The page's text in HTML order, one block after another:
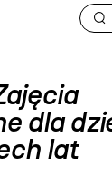
dla
lat